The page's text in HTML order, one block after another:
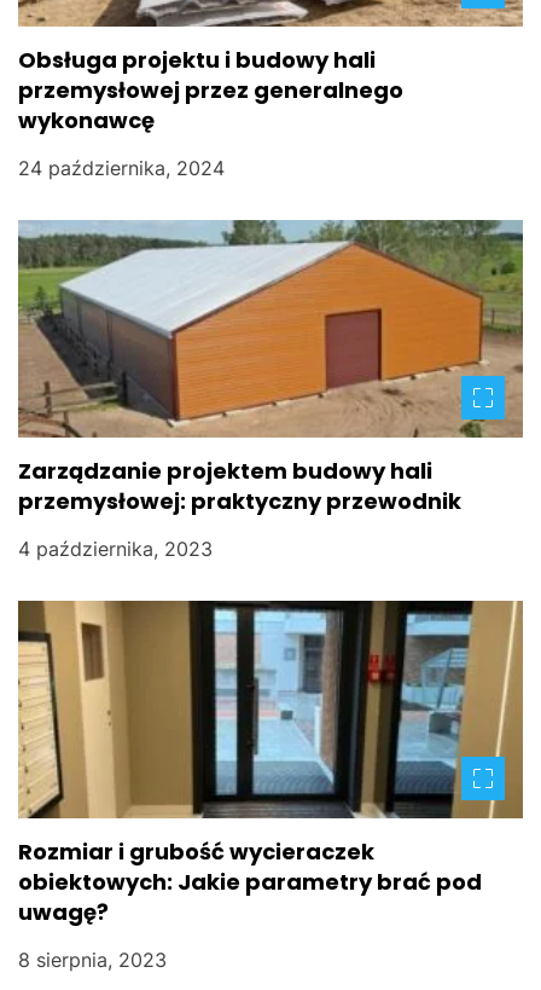
w
p
i
u
Obsługa projektu i budowy hali
przemysłowej przez generalnego
wykonawcę
24 października, 2024
Zarządzanie projektem budowy hali
przemysłowej: praktyczny przewodnik
4 października, 2023
Rozmiar i grubość wycieraczek
obiektowych: Jakie parametry brać pod
uwagę?
8 sierpnia, 2023